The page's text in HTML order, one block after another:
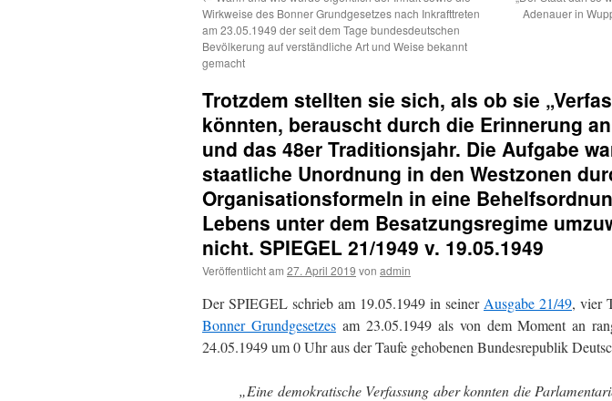
Wirkweise des Bonner Grundgesetzes nach Inkrafttreten
am 23.05.1949 der seit dem Tage bundesdeutschen
Bevölkerung auf verständliche Art und Weise bekannt
gemacht
Adenauer in
Trotzdem stellten sie sich, als ob sie
könnten, berauscht durch die Erinnerung
und das 48er Traditionsjahr. Die Aufgabe
staatliche Unordnung in den Westzonen
Organisationsformeln in eine
Lebens unter dem Besatzungsregime
nicht. SPIEGEL 21/1949 v. 19.05.1949
Veröffentlicht am 27. April 2019 von admin
Der SPIEGEL schrieb am 19.05.1949 in seiner Ausgabe 21/49, vier
Bonner Grundgesetzesam 23.05.1949 als von dem Moment an
24.05.1949 um 0 Uhr aus der Taufe gehobenen Bundesrepublik
„Eine demokratische Verfassung aber konnten die